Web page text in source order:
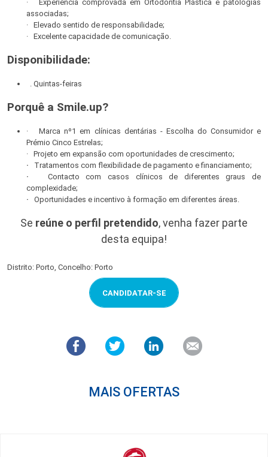
· Experiência comprovada em Ortodontia Plástica e patologias
associadas;
· Elevado sentido de responsabilidade;
· Excelente capacidade de comunicação.
Disponibilidade:
. Quintas-feiras
Porquê a Smile.up?
· Marca nº1 em clínicas dentárias - Escolha do Consumidor e
Prémio Cinco Estrelas;
· Projeto em expansão com oportunidades de crescimento;
·
Tratamentos com flexibilidade de pagamento e financiamento;
·
Contacto com casos clínicos de diferentes graus de
complexidade;
·
Oportunidades e incentivo à formação em diferentes áreas.
Se reúne o perfil pretendido, venha fazer parte
desta equipa!
Distrito: Porto, Concelho: Porto
CANDIDATAR-SE
MAIS OFERTAS